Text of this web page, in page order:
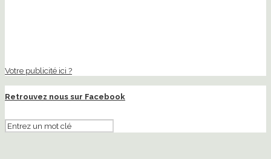
Votre publicité ici ?
Retrouvez nous sur Facebook